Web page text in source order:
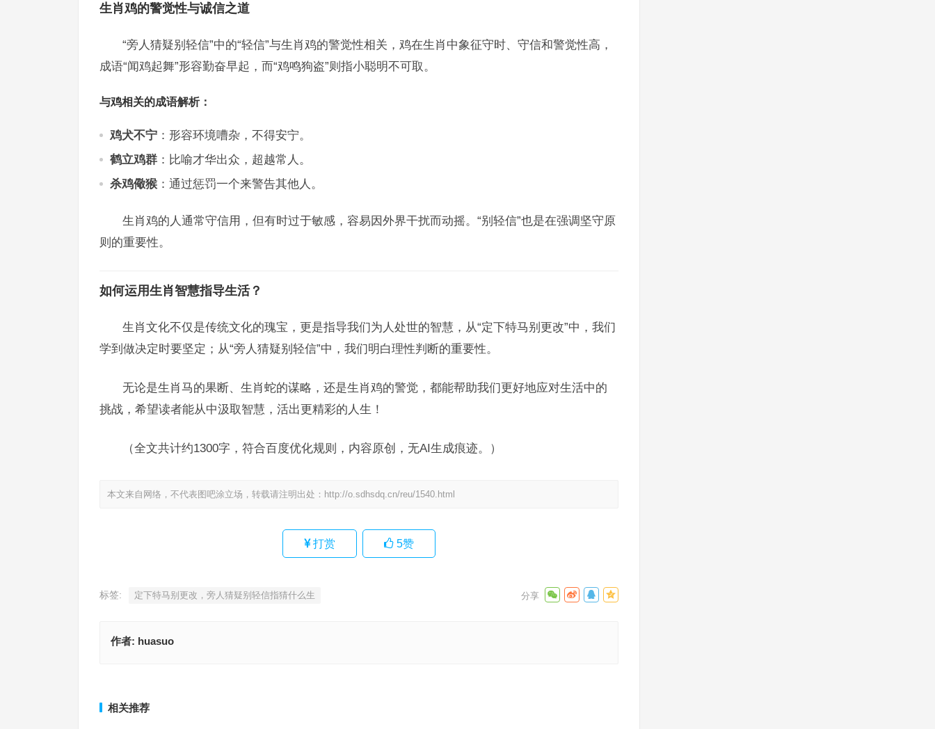
生肖鸡的警觉性与诚信之道
“旁人猜疑别轻信”中的“轻信”与生肖鸡的警觉性相关，鸡在生肖中象征守时、守信和警觉性高，
成语“闻鸡起舞”形容勤奋早起，而“鸡鸣狗盗”则指小聪明不可取。
与鸡相关的成语解析：
鸡犬不宁 ：形容环境嘈杂，不得安宁。
鹤立鸡群 ：比喻才华出众，超越常人。
杀鸡儆猴 ：通过惩罚一个来警告其他人。
生肖鸡的人通常守信用，但有时过于敏感，容易因外界干扰而动摇。“别轻信”也是在强调坚守原
则的重要性。
如何运用生肖智慧指导生活？
生肖文化不仅是传统文化的瑰宝，更是指导我们为人处世的智慧，从“定下特马别更改”中，我们
学到做决定时要坚定；从“旁人猜疑别轻信”中，我们明白理性判断的重要性。
无论是生肖马的果断、生肖蛇的谋略，还是生肖鸡的警觉，都能帮助我们更好地应对生活中的
挑战，希望读者能从中汲取智慧，活出更精彩的人生！
（全文共计约1300字，符合百度优化规则，内容原创，无AI生成痕迹。）
本文来自网络，不代表图吧涂立场，转载请注明出处： http://o.sdhsdq.cn/reu/1540.html
打赏 5赞
标签: 定下特马别更改，旁人猜疑别轻信指猜什么生
作者: huasuo
相关推荐